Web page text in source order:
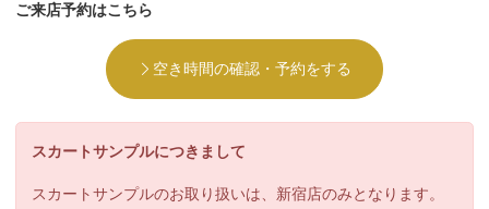
ご来店予約はこちら
空き時間の確認・予約をする
スカートサンプルにつきまして
スカートサンプルのお取り扱いは、新宿店のみとなります。